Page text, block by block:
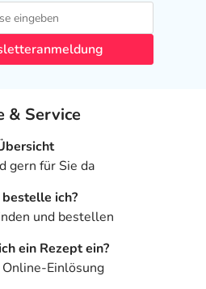
& Service
gern für Sie da
ich?
und bestellen
ein Rezept ein?
Einlösung